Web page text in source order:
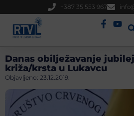
+387 35 553 967
Danas obilježavanje
križa/krsta u Lukavcu
Objavljeno: 23.12.2019.